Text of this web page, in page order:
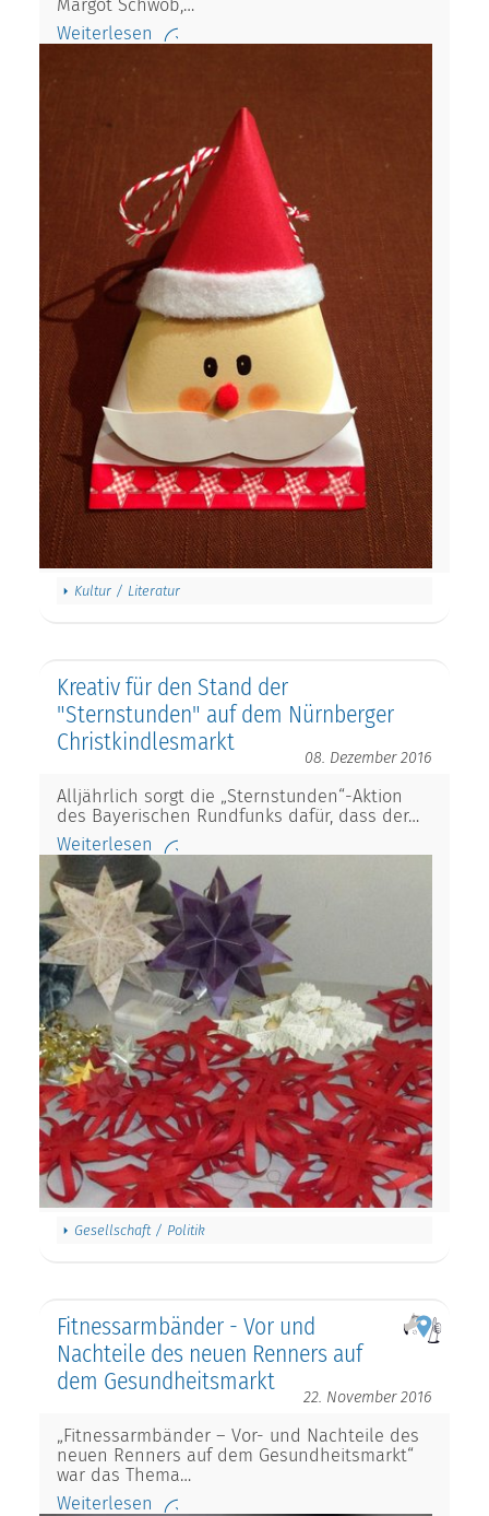
Margot Schwob,…
Weiterlesen
Kultur / Literatur
Kreativ für den Stand der
"Sternstunden" auf dem Nürnberger
Christkindlesmarkt
08. Dezember 2016
Alljährlich sorgt die „Sternstunden“-Aktion
des Bayerischen Rundfunks dafür, dass der…
Weiterlesen
Gesellschaft / Politik
Fitnessarmbänder - Vor und
Nachteile des neuen Renners auf
dem Gesundheitsmarkt
22. November 2016
„Fitnessarmbänder – Vor- und Nachteile des
neuen Renners auf dem Gesundheitsmarkt“
war das Thema…
Weiterlesen